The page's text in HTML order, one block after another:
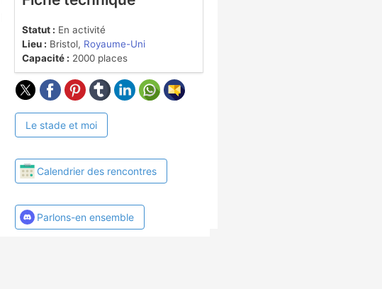
Statut : En activité
Lieu : Bristol, Royaume-Uni
Capacité : 2000 places
Le stade et moi
Calendrier des rencontres
Parlons-en ensemble